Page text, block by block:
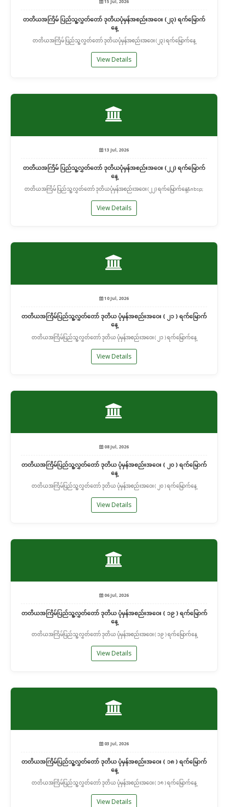
15 Jul, 2026
တတိယအကြိမ် ပြည်သူ့လွှတ်တော် ဒုတိယပုံမှန်အစည်းအဝေး (၂၃) ရက်မြောက်
နေ့
တတိယအကြိမ် ပြည်သူ့လွှတ်တော် ဒုတိယပုံမှန်အစည်းအဝေး (၂၃) ရက်မြောက်နေ့
View Details
13 Jul, 2026
တတိယအကြိမ် ပြည်သူ့လွှတ်တော် ဒုတိယပုံမှန်အစည်းအဝေး (၂၂) ရက်မြောက်
နေ့
တတိယအကြိမ် ပြည်သူ့လွှတ်တော် ဒုတိယပုံမှန်အစည်းအဝေး (၂၂) ရက်မြောက်နေ့&nbsp;
View Details
10 Jul, 2026
တတိယအကြိမ်ပြည်သူ့လွှတ်တော် ဒုတိယ ပုံမှန်အစည်းအဝေး ( ၂၁ ) ရက်မြောက်
နေ့
တတိယအကြိမ်ပြည်သူ့လွှတ်တော် ဒုတိယ ပုံမှန်အစည်းအဝေး ( ၂၁ ) ရက်မြောက်နေ့
View Details
08 Jul, 2026
တတိယအကြိမ်ပြည်သူ့လွှတ်တော် ဒုတိယ ပုံမှန်အစည်းအဝေး ( ၂၀ ) ရက်မြောက်
နေ့
တတိယအကြိမ်ပြည်သူ့လွှတ်တော် ဒုတိယ ပုံမှန်အစည်းအဝေး ( ၂၀ ) ရက်မြောက်နေ့
View Details
06 Jul, 2026
တတိယအကြိမ်ပြည်သူ့လွှတ်တော် ဒုတိယ ပုံမှန်အစည်းအဝေး ( ၁၉ ) ရက်မြောက်
နေ့
တတိယအကြိမ်ပြည်သူ့လွှတ်တော် ဒုတိယ ပုံမှန်အစည်းအဝေး ( ၁၉ ) ရက်မြောက်နေ့
View Details
03 Jul, 2026
တတိယအကြိမ်ပြည်သူ့လွှတ်တော် ဒုတိယ ပုံမှန်အစည်းအဝေး ( ၁၈ ) ရက်မြောက်
နေ့
တတိယအကြိမ်ပြည်သူ့လွှတ်တော် ဒုတိယ ပုံမှန်အစည်းအဝေး ( ၁၈ ) ရက်မြောက်နေ့
View Details